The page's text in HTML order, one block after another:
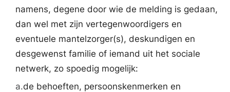
namens, degene door wie de melding is gedaan,
dan wel met zijn vertegenwoordigers en
eventuele mantelzorger(s), deskundigen en
desgewenst familie of iemand uit het sociale
netwerk, zo spoedig mogelijk:
a.de behoeften, persoonskenmerken en